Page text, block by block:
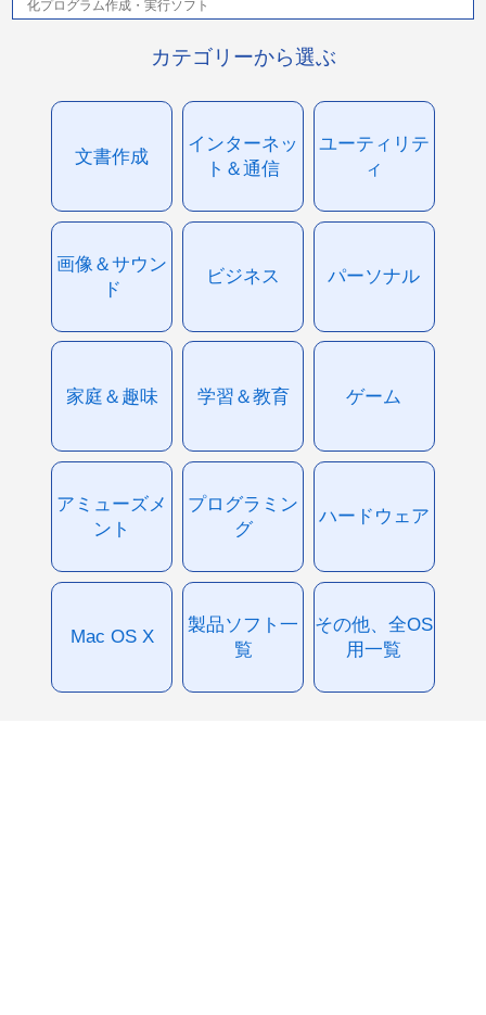
化プログラム作成・実行ソフト
カテゴリーから選ぶ
文書作成
インターネッ
ト＆通信
ユーティリテ
ィ
画像＆サウン
ド
ビジネス パーソナル
家庭＆趣味 学習＆教育 ゲーム
アミューズメ
ント
プログラミン
グ
ハードウェア
Mac OS X
製品ソフト一
覧
その他、全OS
用一覧